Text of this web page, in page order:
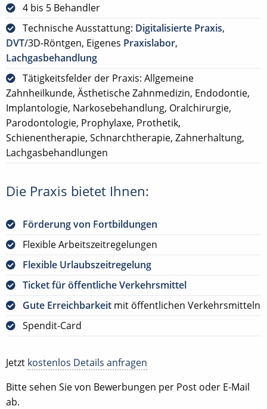
4 bis 5 Behandler
Technische Ausstattung: Digitalisierte Praxis,
DVT/3D-Röntgen, Eigenes Praxislabor,
Lachgasbehandlung
Tätigkeitsfelder der Praxis: Allgemeine
Zahnheilkunde, Ästhetische Zahnmedizin, Endodontie,
Implantologie, Narkosebehandlung, Oralchirurgie,
Parodontologie, Prophylaxe, Prothetik,
Schienentherapie, Schnarchtherapie, Zahnerhaltung,
Lachgasbehandlungen
Die Praxis bietet Ihnen:
Förderung von Fortbildungen
Flexible Arbeitszeitregelungen
Flexible Urlaubszeitregelung
Ticket für öffentliche Verkehrsmittel
Gute Erreichbarkeit mit öffentlichen Verkehrsmitteln
Spendit-Card
Jetzt kostenlos Details anfragen
Bitte sehen Sie von Bewerbungen per Post oder E-Mail
ab.